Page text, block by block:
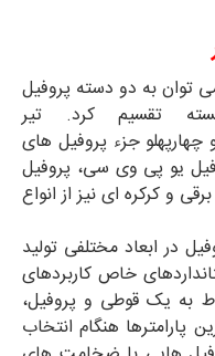
توان به دو دسته پروفیل
تقسیم کرد. تیر
جزء پروفیل های
یو پی وی سی، پروفیل
و کرکره ای نیز از انواع
در ابعاد مختلفی تولید
خاص کاربردهای
به یک قوطی و پروفیل،
هنگام انتخاب